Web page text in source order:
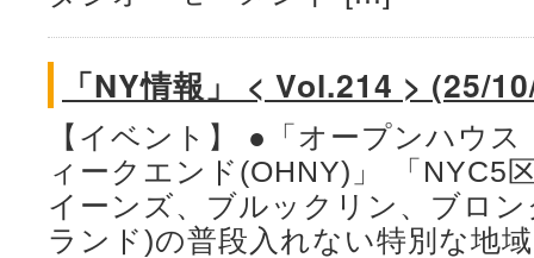
「NY情報」 < Vol.214 > (25/
【イベント】 ●「オープンハウ
ィークエンド(OHNY)」 「NYC5
イーンズ、ブルックリン、ブロ
ランド)の普段入れない特別な地